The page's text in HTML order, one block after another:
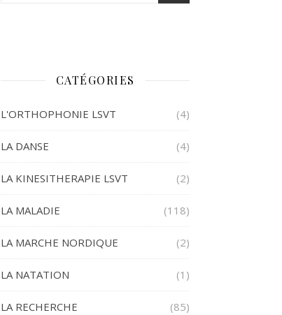
CATÉGORIES
L'ORTHOPHONIE LSVT (4)
LA DANSE (4)
LA KINESITHERAPIE LSVT (2)
LA MALADIE (118)
LA MARCHE NORDIQUE (2)
LA NATATION (1)
LA RECHERCHE (85)